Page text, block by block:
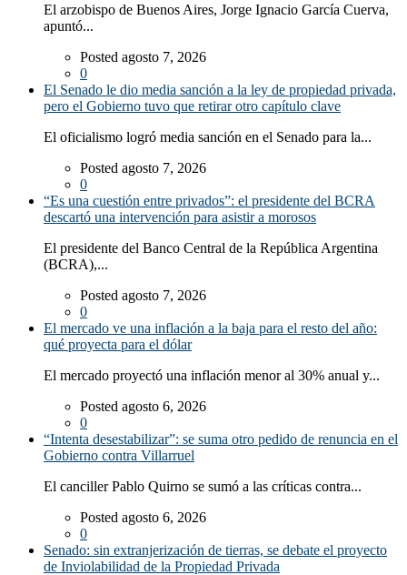
El arzobispo de Buenos Aires, Jorge Ignacio García Cuerva,
apuntó...
Posted agosto 7, 2026
0
El Senado le dio media sanción a la ley de propiedad privada,
pero el Gobierno tuvo que retirar otro capítulo clave
El oficialismo logró media sanción en el Senado para la...
Posted agosto 7, 2026
0
“Es una cuestión entre privados”: el presidente del BCRA
descartó una intervención para asistir a morosos
El presidente del Banco Central de la República Argentina
(BCRA),...
Posted agosto 7, 2026
0
El mercado ve una inflación a la baja para el resto del año:
qué proyecta para el dólar
El mercado proyectó una inflación menor al 30% anual y...
Posted agosto 6, 2026
0
“Intenta desestabilizar”: se suma otro pedido de renuncia en el
Gobierno contra Villarruel
El canciller Pablo Quirno se sumó a las críticas contra...
Posted agosto 6, 2026
0
Senado: sin extranjerización de tierras, se debate el proyecto
de Inviolabilidad de la Propiedad Privada